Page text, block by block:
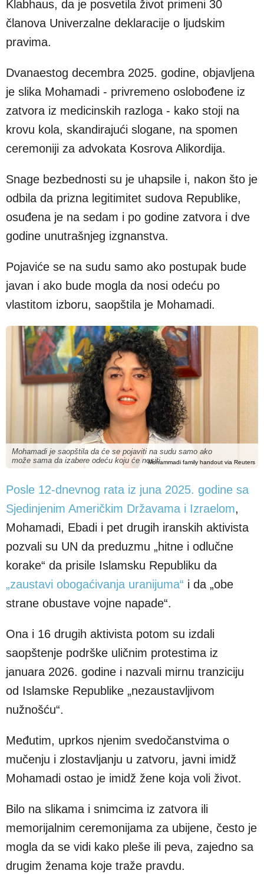
Klabhaus, da je posvetila život primeni 30
članova Univerzalne deklaracije o ljudskim
pravima.
Dvanaestog decembra 2025. godine, objavljena
je slika Mohamadi - privremeno oslobođene iz
zatvora iz medicinskih razloga - kako stoji na
krovu kola, skandirajući slogane, na spomen
ceremoniji za advokata Kosrova Alikordija.
Snage bezbednosti su je uhapsile i, nakon što je
odbila da prizna legitimitet sudova Republike,
osuđena je na sedam i po godine zatvora i dve
godine unutrašnjeg izgnanstva.
Pojaviće se na sudu samo ako postupak bude
javan i ako bude mogla da nosi odeću po
vlastitom izboru, saopštila je Mohamadi.
Mohammadi family handout via Reuters
Mohamadi je saopštila da će se pojaviti na sudu samo ako
može sama da izabere odeću koju će nositi
Posle 12-dnevnog rata iz juna 2025. godine sa
Sjedinjenim Američkim Državama i Izraelom,
Mohamadi, Ebadi i pet drugih iranskih aktivista
pozvali su UN da preduzmu „hitne i odlučne
korake“ da prisile Islamsku Republiku da
„zaustavi obogaćivanja uranijuma“ i da „obe
strane obustave vojne napade“.
Ona i 16 drugih aktivista potom su izdali
saopštenje podrške uličnim protestima iz
januara 2026. godine i nazvali mirnu tranziciju
od Islamske Republike „nezaustavljivom
nužnošću“.
Međutim, uprkos njenim svedočanstvima o
mučenju i zlostavljanju u zatvoru, javni imidž
Mohamadi ostao je imidž žene koja voli život.
Bilo na slikama i snimcima iz zatvora ili
memorijalnim ceremonijama za ubijene, često je
mogla da se vidi kako pleše ili peva, zajedno sa
drugim ženama koje traže pravdu.